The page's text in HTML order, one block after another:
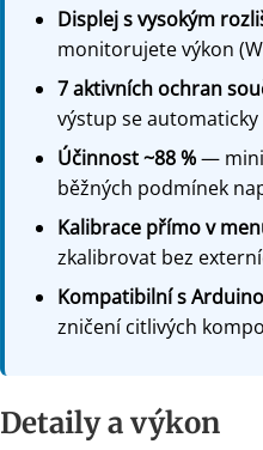
Displej s vysokým
monitorujete výkon
7 aktivních ochran
výstup se
Účinnost ~88 %—
běžných podmínek
Kalibrace přímo v
zkalibrovat bez
Kompatibilní s
zničení citlivých
Detaily a výkon